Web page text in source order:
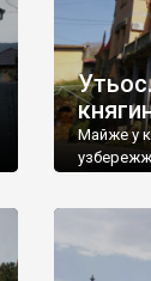
Майже у